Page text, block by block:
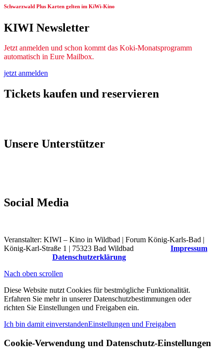
Schwarzwald Plus Karten gelten im KiWi-Kino
KIWI Newsletter
Jetzt anmelden und schon kommt das Koki-Monatsprogramm
automatisch in Eure Mailbox.
jetzt anmelden
Tickets kaufen und reservieren
Unsere Unterstützer
Social Media
Veranstalter: KIWI – Kino in Wildbad | Forum König-Karls-Bad |
König-Karl-Straße 1 | 75323 Bad Wildbad
Impressum
Datenschutzerklärung
Nach oben scrollen
Diese Website nutzt Cookies für bestmögliche Funktionalität.
Erfahren Sie mehr in unserer Datenschutzbestimmungen oder
richten Sie Einstellungen und Freigaben ein.
Ich bin damit einverstandenEinstellungen und Freigaben
Cookie-Verwendung und Datenschutz-Einstellungen